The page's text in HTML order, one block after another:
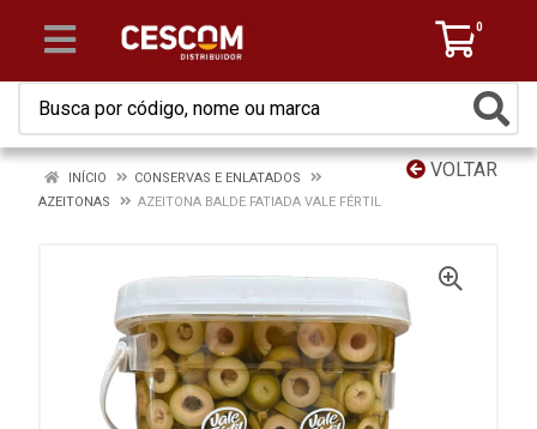
0
VOLTAR
INÍCIO
CONSERVAS E ENLATADOS
AZEITONAS
AZEITONA BALDE FATIADA VALE FÉRTIL